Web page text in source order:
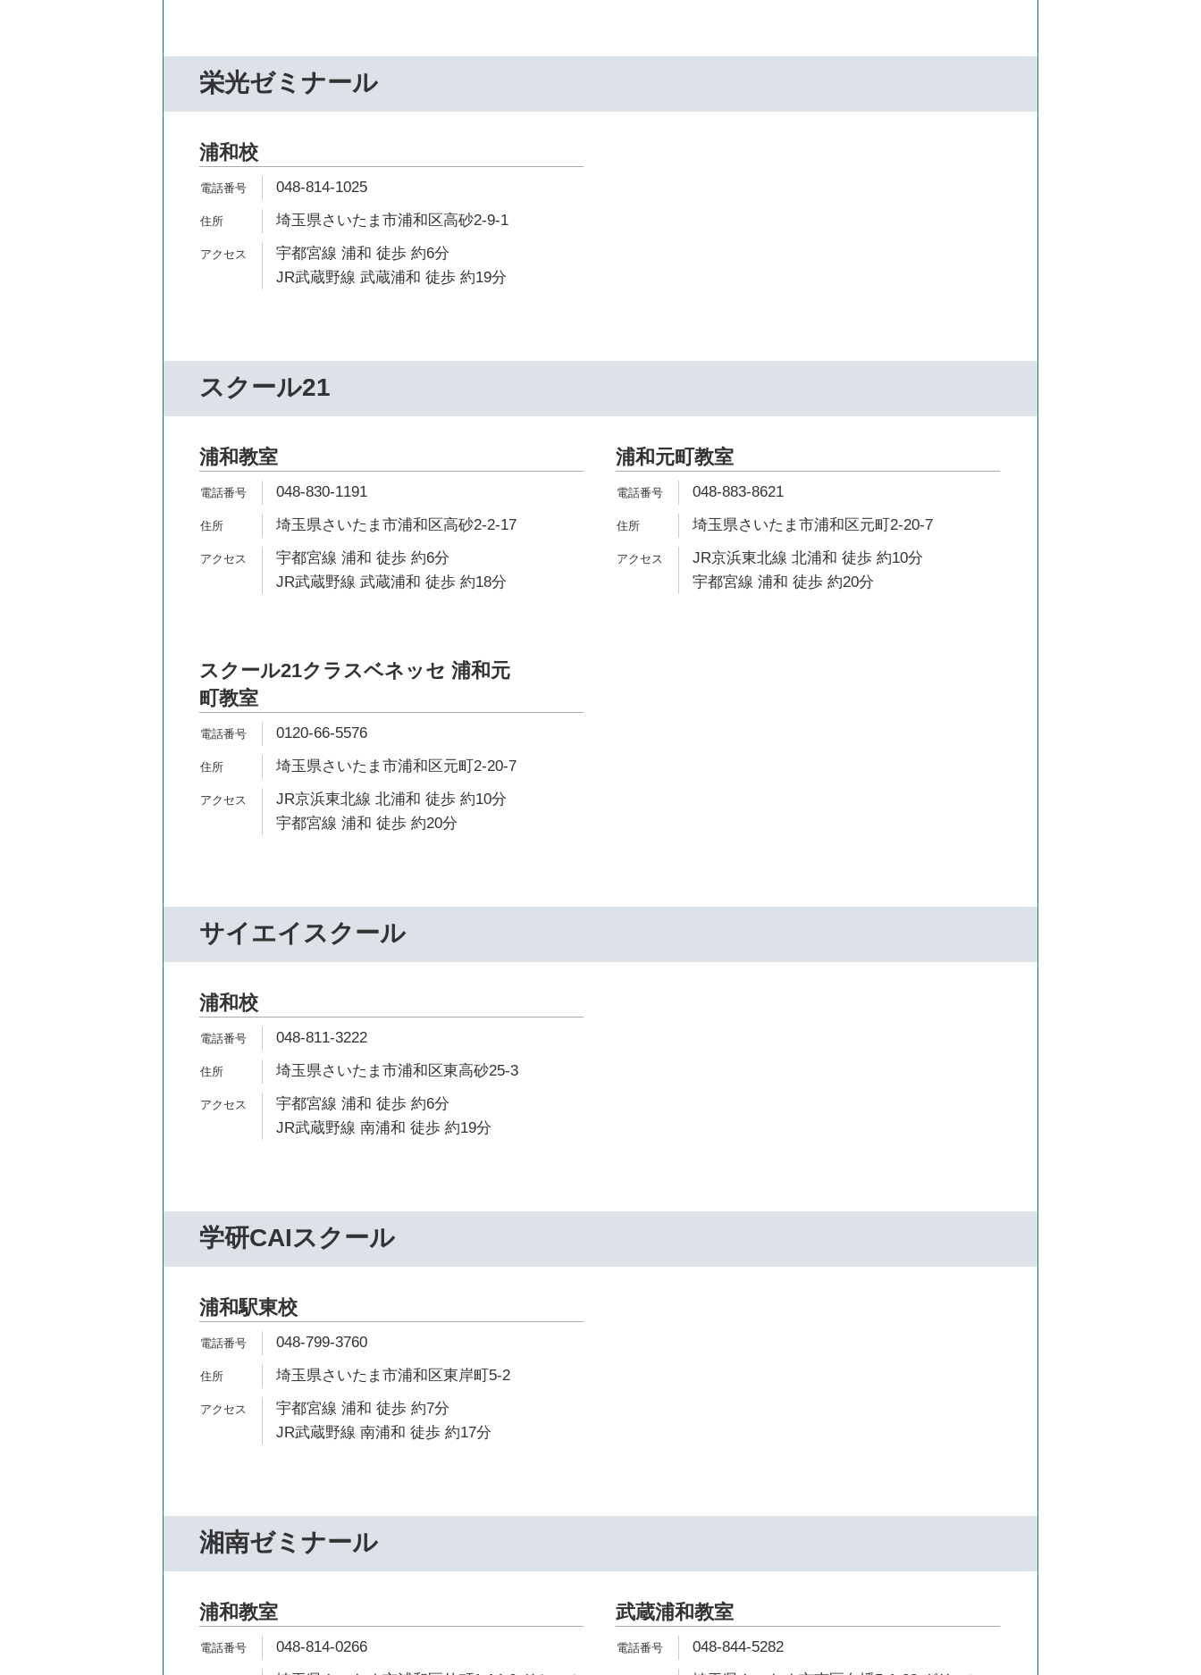
栄光ゼミナール
浦和校
048-814-1025
埼玉県さいたま市浦和区高砂2-9-1
宇都宮線 浦和 徒歩 約6分
JR武蔵野線 武蔵浦和 徒歩 約19分
スクール21
浦和教室
048-830-1191
埼玉県さいたま市浦和区高砂2-2-17
宇都宮線 浦和 徒歩 約6分
JR武蔵野線 武蔵浦和 徒歩 約18分
浦和元町教室
048-883-8621
埼玉県さいたま市浦和区元町2-20-7
JR京浜東北線 北浦和 徒歩 約10分
宇都宮線 浦和 徒歩 約20分
スクール21クラスベネッセ 浦和元
町教室
0120-66-5576
埼玉県さいたま市浦和区元町2-20-7
JR京浜東北線 北浦和 徒歩 約10分
宇都宮線 浦和 徒歩 約20分
サイエイスクール
浦和校
048-811-3222
埼玉県さいたま市浦和区東高砂25-3
宇都宮線 浦和 徒歩 約6分
JR武蔵野線 南浦和 徒歩 約19分
学研CAIスクール
浦和駅東校
048-799-3760
埼玉県さいたま市浦和区東岸町5-2
宇都宮線 浦和 徒歩 約7分
JR武蔵野線 南浦和 徒歩 約17分
湘南ゼミナール
浦和教室
048-814-0266
武蔵浦和教室
048-844-5282